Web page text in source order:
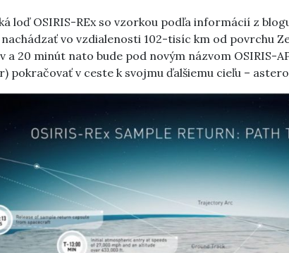
loď OSIRIS-REx so vzorkou podľa informácií z
nachádzať vo vzdialenosti 102-tisíc km od povrchu
a 20 minút nato bude pod novým názvom OSIRIS-
pokračovať v ceste k svojmu ďalšiemu cieľu –